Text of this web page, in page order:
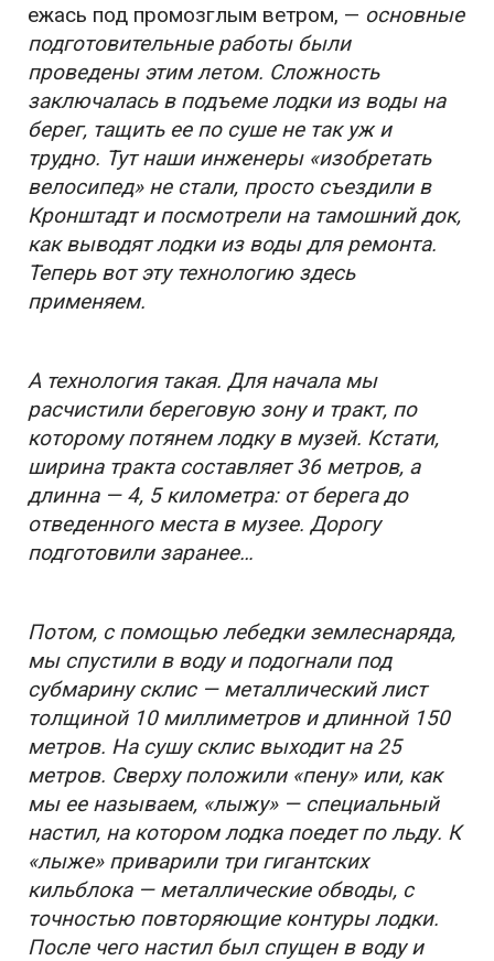
ежась под промозглым ветром, — основные
подготовительные работы были
проведены этим летом. Сложность
заключалась в подъеме лодки из воды на
берег, тащить ее по суше не так уж и
трудно. Тут наши инженеры «изобретать
велосипед» не стали, просто съездили в
Кронштадт и посмотрели на тамошний док,
как выводят лодки из воды для ремонта.
Теперь вот эту технологию здесь
применяем.
А технология такая. Для начала мы
расчистили береговую зону и тракт, по
которому потянем лодку в музей. Кстати,
ширина тракта составляет 36 метров, а
длинна — 4, 5 километра: от берега до
отведенного места в музее. Дорогу
подготовили заранее…
Потом, с помощью лебедки землеснаряда,
мы спустили в воду и подогнали под
субмарину склис — металлический лист
толщиной 10 миллиметров и длинной 150
метров. На сушу склис выходит на 25
метров. Сверху положили «пену» или, как
мы ее называем, «лыжу» — специальный
настил, на котором лодка поедет по льду. К
«лыже» приварили три гигантских
кильблока — металлические обводы, с
точностью повторяющие контуры лодки.
После чего настил был спущен в воду и